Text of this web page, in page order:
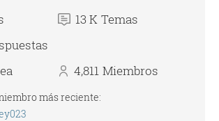
13 K Temas
4,811 Miembros
más reciente: